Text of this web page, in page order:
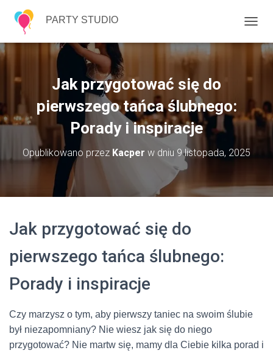
PARTY STUDIO
R
Ł
C
Z
N
Jak przygotować się do
pierwszego tańca ślubnego:
Porady i inspiracje
Opublikowano przez Kacper w dniu 9 listopada, 2025
Jak przygotować się do
pierwszego tańca ślubnego:
Porady i inspiracje
Czy marzysz o tym, aby pierwszy taniec na swoim ślubie
był niezapomniany? Nie wiesz jak się do niego
przygotować? Nie martw się, mamy dla Ciebie kilka porad i